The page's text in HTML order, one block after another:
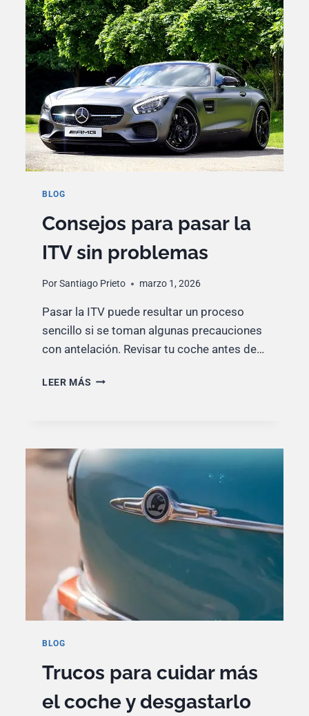
NO
FALLAR
EN
EL
INTENTO
BLOG
Consejos para pasar la
ITV sin problemas
PorSantiago Prieto marzo 1, 2026
Pasar la ITV puede resultar un proceso
sencillo si se toman algunas precauciones
con antelación. Revisar tu coche antes de…
LEER MÁS CONSEJOS
SIN
PROBLEMAS
BLOG
Trucos para cuidar más
el coche y desgastarlo